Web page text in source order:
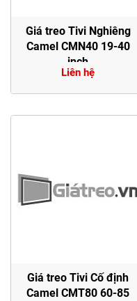
Giá treo Tivi Nghiêng
Camel CMN40 19-40
inch
Liên hệ
Giá treo Tivi Cố định
Camel CMT80 60-85